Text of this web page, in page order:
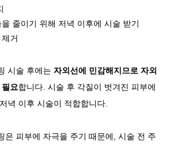
줄이기 위해 저녁 이후에 시술 받기
거
시술 후에는 자외선에 민감해지므로 자외
요합니다. 시술 후 각질이 벗겨진 피부에
녁 이후 시술이 적합합니다.
은 피부에 자극을 주기 때문에, 시술 전 주